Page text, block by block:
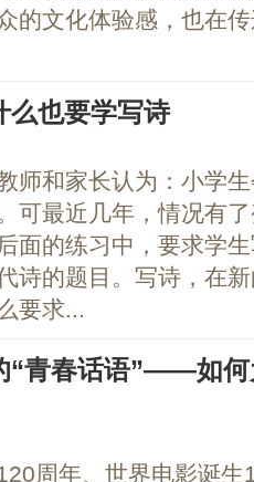
的文化体验感，也在
么也要学写诗
师和家长认为：小学
可最近几年，情况有
面的练习中，要求学
诗的题目。写诗，在
要求...
“青春话语”——如何
周年、世界电影诞